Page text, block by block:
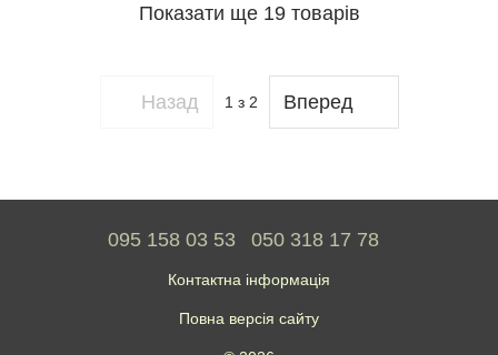
Показати ще 19 товарів
Назад 1 з 2 Вперед
095 158 03 53 050 318 17 78
Контактна інформація
Повна версія сайту